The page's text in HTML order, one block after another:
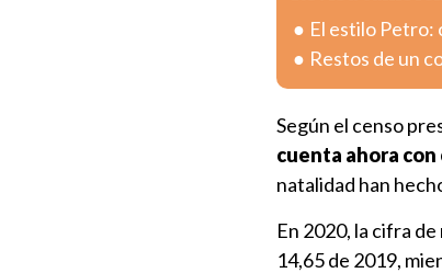
El estilo Petro:
Restos de un
Según el censo
cuenta ahora
natalidad han
En 2020, la cifra
14,65 de 2019,